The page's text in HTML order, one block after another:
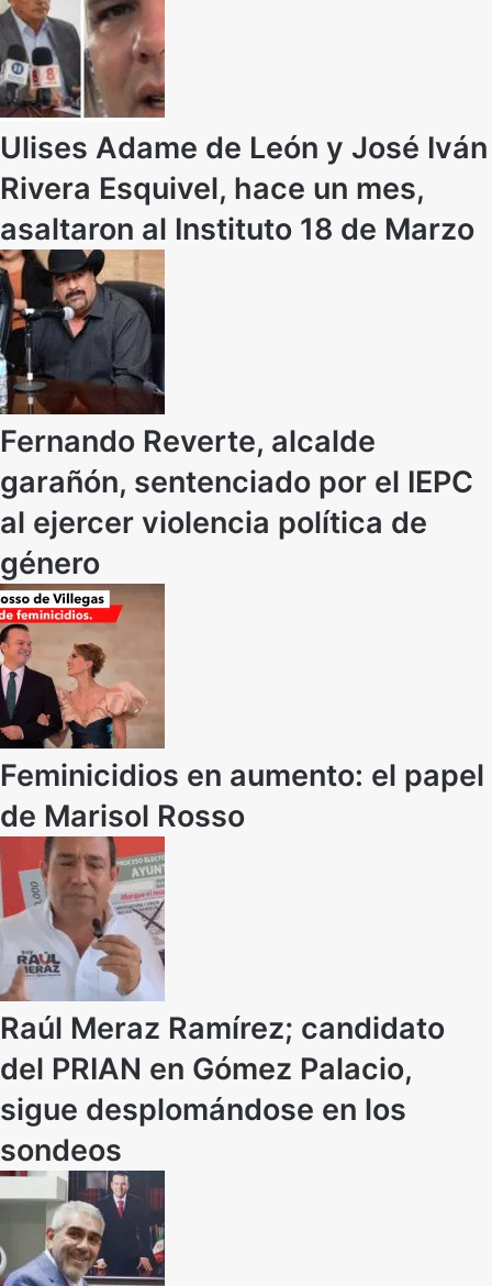
Ulises Adame de León y José Iván
Rivera Esquivel, hace un mes,
asaltaron al Instituto 18 de Marzo
Fernando Reverte, alcalde
garañón, sentenciado por el IEPC
al ejercer violencia política de
género
Feminicidios en aumento: el papel
de Marisol Rosso
Raúl Meraz Ramírez; candidato
del PRIAN en Gómez Palacio,
sigue desplomándose en los
sondeos